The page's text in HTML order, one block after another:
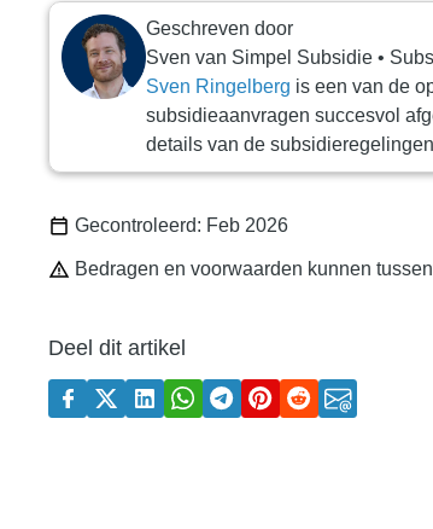
Geschreven door
Sven van Simpel Subsidie •
Sven Ringelberg is een van de
subsidieaanvragen succesvol
details van de
Gecontroleerd: Feb 2026
Bedragen en voorwaarden kunnen
Deel dit artikel